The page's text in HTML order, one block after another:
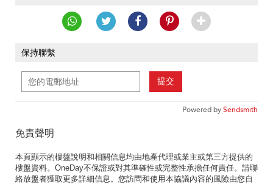
保持聯繫
提交
Powered bySendsmith
免責聲明
本頁顯示的樓盤說明和相關信息均由地產代理或業主或第三方提供的
樓盤資料。OneDay不保證或對其準確性或完整性承擔任何責任。請聯
絡放盤者獲取更多詳細信息。您訪問和使用本協議內容的風險由您自